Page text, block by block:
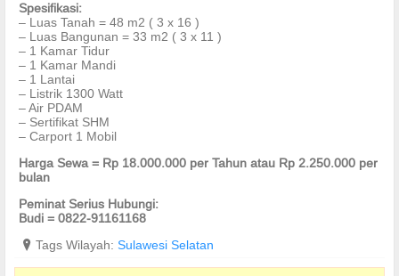
Spesifikasi:
– Luas Tanah = 48 m2 ( 3 x 16 )
– Luas Bangunan = 33 m2 ( 3 x 11 )
– 1 Kamar Tidur
– 1 Kamar Mandi
– 1 Lantai
– Listrik 1300 Watt
– Air PDAM
– Sertifikat SHM
– Carport 1 Mobil
Harga Sewa = Rp 18.000.000 per Tahun atau Rp 2.250.000 per
bulan
Peminat Serius Hubungi:
Budi = 0822-91161168
? Tags Wilayah: Sulawesi Selatan